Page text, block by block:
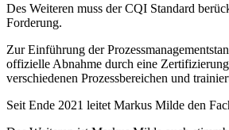
Des Weiteren muss der CQI Standard
Forderung.
Zur Einführung der
offizielle Abnahme durch eine
verschiedenen Prozessbereichen und
Seit Ende 2021 leitet Markus Milde den